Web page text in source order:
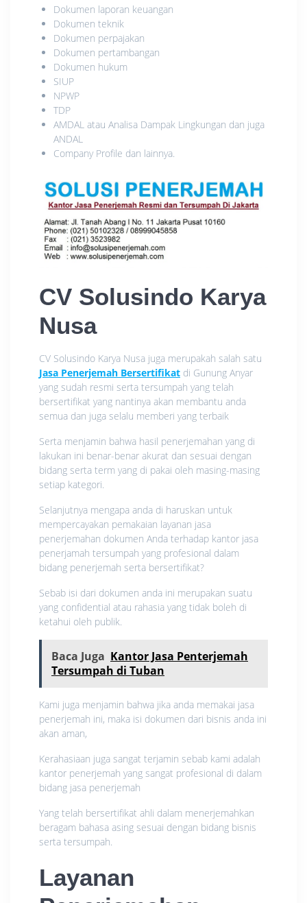
Dokumen laporan keuangan
Dokumen teknik
Dokumen perpajakan
Dokumen pertambangan
Dokumen hukum
SIUP
NPWP
TDP
AMDAL atau Analisa Dampak Lingkungan dan juga
ANDAL
Company Profile dan lainnya.
CV Solusindo Karya
Nusa
CV Solusindo Karya Nusa juga merupakah salah satu
Jasa Penerjemah Bersertifikat di Gunung Anyar
yang sudah resmi serta tersumpah yang telah
bersertifikat yang nantinya akan membantu anda
semua dan juga selalu memberi yang terbaik
Serta menjamin bahwa hasil penerjemahan yang di
lakukan ini benar-benar akurat dan sesuai dengan
bidang serta term yang di pakai oleh masing-masing
setiap kategori.
Selanjutnya mengapa anda di haruskan untuk
mempercayakan pemakaian layanan jasa
penerjemahan dokumen Anda terhadap kantor jasa
penerjamah tersumpah yang profesional dalam
bidang penerjemah serta bersertifikat?
Sebab isi dari dokumen anda ini merupakan suatu
yang confidential atau rahasia yang tidak boleh di
ketahui oleh publik.
Baca Juga Kantor Jasa Penterjemah
Tersumpah di Tuban
Kami juga menjamin bahwa jika anda memakai jasa
penerjemah ini, maka isi dokumen dari bisnis anda ini
akan aman,
Kerahasiaan juga sangat terjamin sebab kami adalah
kantor penerjemah yang sangat profesional di dalam
bidang jasa penerjemah
Yang telah bersertifikat ahli dalam menerjemahkan
beragam bahasa asing sesuai dengan bidang bisnis
serta tersumpah.
Layanan